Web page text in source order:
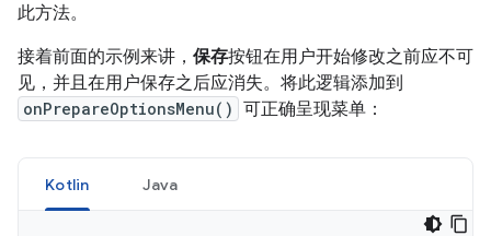
此方法。
接着前面的示例来讲， 保存按钮在用户开始修改之前应不可
见，并且在用户保存之后应消失。将此逻辑添加到
onPrepareOptionsMenu() 可正确呈现菜单：
Kotlin Java